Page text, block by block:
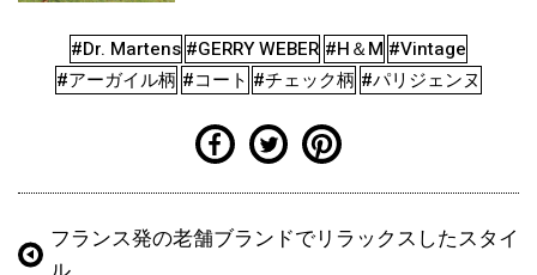
#Dr. Martens #GERRY WEBER #H＆M #Vintage
#アーガイル柄 #コート #チェック柄 #パリジェンヌ
フランス発の老舗ブランドでリラックスしたスタイ